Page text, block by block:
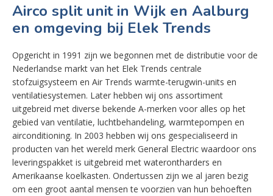
Airco split unit in Wijk en Aalburg
en omgeving bij Elek Trends
Opgericht in 1991 zijn we begonnen met de distributie voor de
Nederlandse markt van het Elek Trends centrale
stofzuigsysteem en Air Trends warmte-terugwin-units en
ventilatiesystemen. Later hebben wij ons assortiment
uitgebreid met diverse bekende A-merken voor alles op het
gebied van ventilatie, luchtbehandeling, warmtepompen en
airconditioning. In 2003 hebben wij ons gespecialiseerd in
producten van het wereld merk General Electric waardoor ons
leveringspakket is uitgebreid met waterontharders en
Amerikaanse koelkasten. Ondertussen zijn we al jaren bezig
om een groot aantal mensen te voorzien van hun behoeften